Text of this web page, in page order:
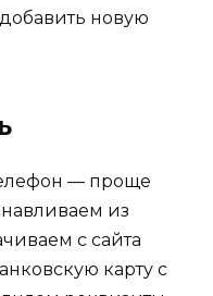
новую
— проще
из
с сайта
карту с